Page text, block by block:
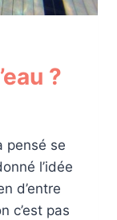
?
pensé se
l’idée
d’entre
c’est pas